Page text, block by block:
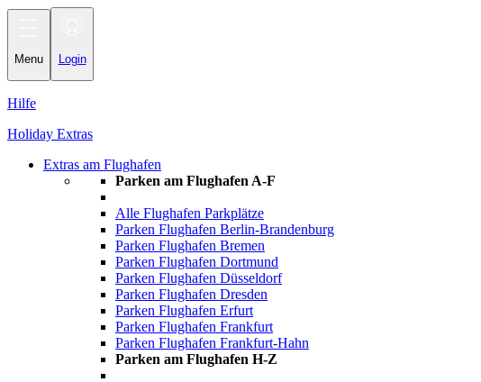
Menu Login
Hilfe
Holiday Extras
Extras am Flughafen
Parken am Flughafen A-F
Alle Flughafen Parkplätze
Parken Flughafen Berlin-Brandenburg
Parken Flughafen Bremen
Parken Flughafen Dortmund
Parken Flughafen Düsseldorf
Parken Flughafen Dresden
Parken Flughafen Erfurt
Parken Flughafen Frankfurt
Parken Flughafen Frankfurt-Hahn
Parken am Flughafen H-Z